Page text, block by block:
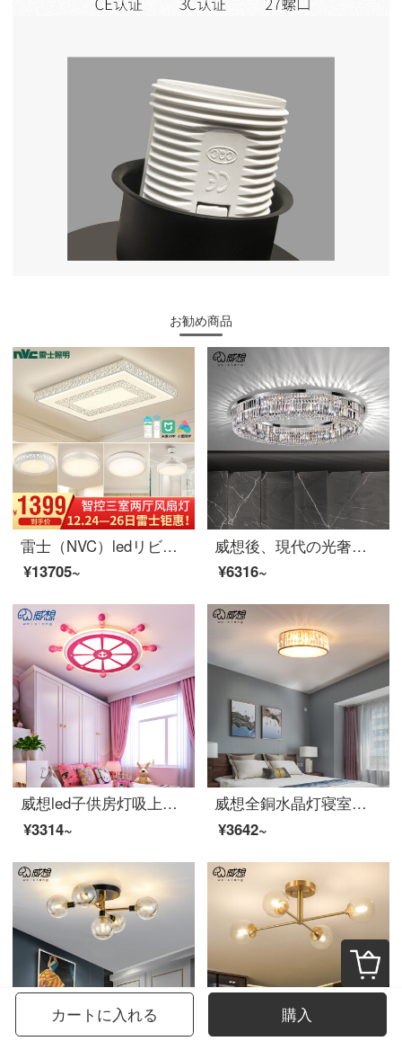
お勧め商品
雷士（NVC）ledリビングランプレストラン寝室用の天井ランプセットステルスファンランプ天井ランプランプランプ三室二室セット
¥13705~
威想後、現代の光奢水晶客間灯は大気寝室のレストランランプを簡単に予約します。長形芸術書斎は天井灯を8頭吸います。直径60 cmです。三色光源を送ります。
¥6316~
威想led子供房灯吸上灯寝室客間灯シンプルで個性的な創意少年少女アメリカ地中海船舵鉄芸照明器具ピンク-直径55 cm-LED光源-30 W-単色
¥3314~
威想全銅水晶灯寝室灯後の近代的な軽奢で暖かい部屋の照明が簡単で丸型書斎レストランでヘッドライト3頭-直径30 cm-LED三色光源をプレゼントします。
¥3642~
カートに入れる 購入